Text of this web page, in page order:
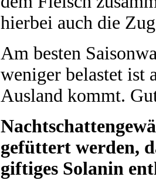
hierbei auch die
Am besten
weniger belastet ist
Ausland kommt.
gefüttert werden,
giftiges Solanin